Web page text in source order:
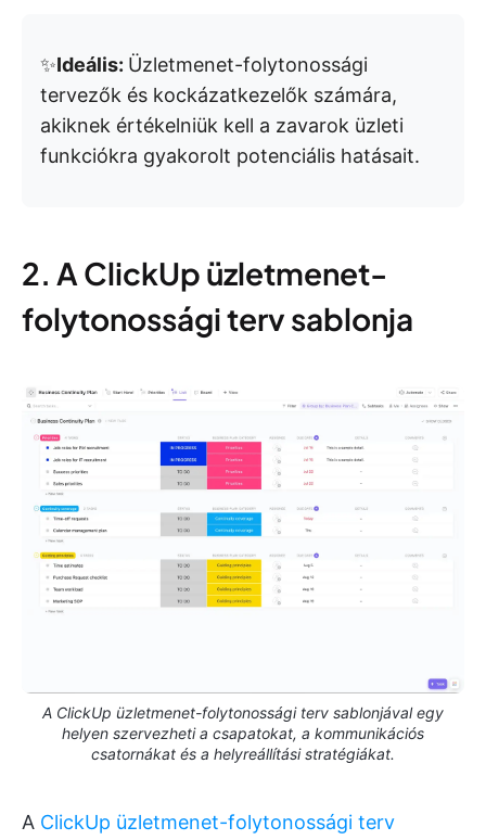
✨Ideális: Üzletmenet-folytonossági
tervezők és kockázatkezelők számára,
akiknek értékelniük kell a zavarok üzleti
funkciókra gyakorolt potenciális hatásait.
2. A ClickUp üzletmenet-
folytonossági terv sablonja
A ClickUp üzletmenet-folytonossági terv sablonjával egy
helyen szervezheti a csapatokat, a kommunikációs
csatornákat és a helyreállítási stratégiákat.
A ClickUp üzletmenet-folytonossági terv